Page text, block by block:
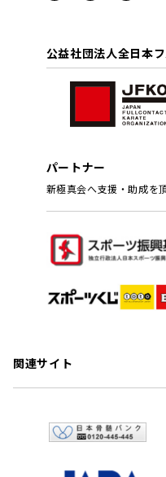
公益社団法人全日本
パートナー
新極真会へ支援・助成を
関連サイト